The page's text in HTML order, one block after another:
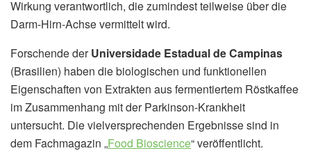
Wirkung verantwortlich, die zumindest teilweise über die
Darm-Hirn-Achse vermittelt wird.
Forschende derUniversidade Estadual de Campinas
(Brasilien) haben die biologischen und funktionellen
Eigenschaften von Extrakten aus fermentiertem Röstkaffee
im Zusammenhang mit der Parkinson-Krankheit
untersucht. Die vielversprechenden Ergebnisse sind in
dem Fachmagazin „Food Bioscience“ veröffentlicht.